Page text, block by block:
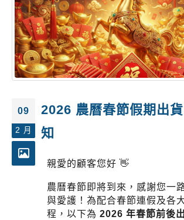
09
2 月
2026 農曆春節假期出
知
親愛的顧客您好 👋
農曆春節即將到來，感謝您一
與愛護！為配合春節連假及各
程，以下為 2026 年春節前後